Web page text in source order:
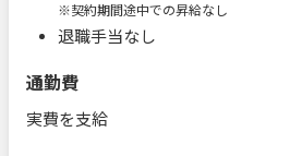
※契約期間途中での昇給なし
退職手当なし
通勤費
実費を支給